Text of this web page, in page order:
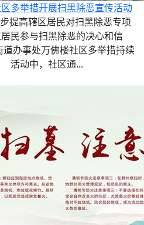
多举措开展扫黑除恶宣传活动
高辖区居民对扫黑除恶专项
民参与扫黑除恶的决心和信
办事处万佛楼社区多举措持续
动中，社区通...